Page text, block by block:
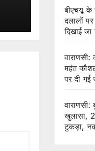
बीएचयू
दलालों
दिखाई जा
महंत
पर दी गई
खुलासा, 2
टुकड़ा,